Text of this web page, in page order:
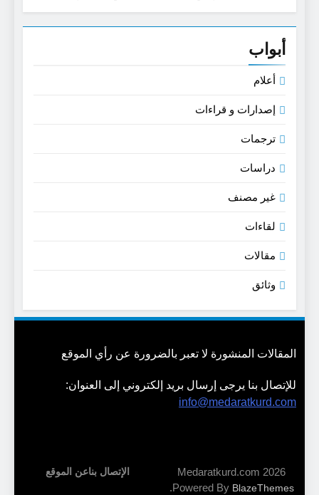
أبواب
أعلام
إصدارات و قراءات
ترجمات
دراسات
غير مصنف
لقاءات
مقالات
وثائق
المقالات المنشورة لا تعبر بالضرورة عن رأي الموقع
للإتصال بنا يرجى إرسال بريد إلكتروني إلى العنوان:
info@medaratkurd.com
Medaratkurd.com 2026
Powered By BlazeThemes
.
الإتصال بناعن الموقع